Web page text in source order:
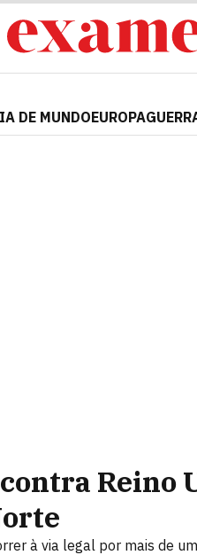
DE MUNDOEUROPA
Reino
à via legal por mais de